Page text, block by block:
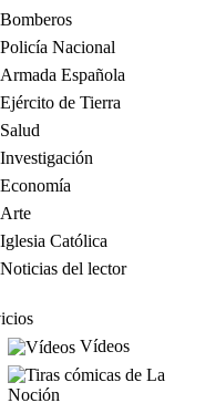
Bomberos
Policía Nacional
Armada Española
Ejército de Tierra
Salud
Investigación
Economía
Arte
Iglesia Católica
Noticias del lector
Vídeos